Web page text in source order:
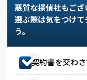
悪質な探偵社もござ
選ぶ際は気をつけ
う。
契約書を交わ